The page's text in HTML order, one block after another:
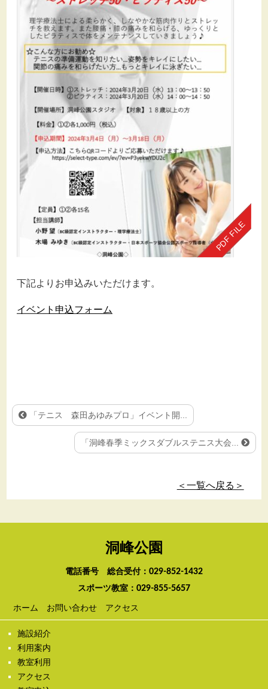
下記よりお申込みいただけます。
イベント申込フォーム
「テニス 森田あゆみプロ」イベント開...
「洞峰春季ミックスダブルステニス大会...
＜一覧へ戻る＞
洞峰公園
電話番号 総合受付： 029-852-1432
スポーツ教室： 029-855-5657
ホーム お問い合わせ アクセス
施設紹介
利用案内
教室利用
アクセス